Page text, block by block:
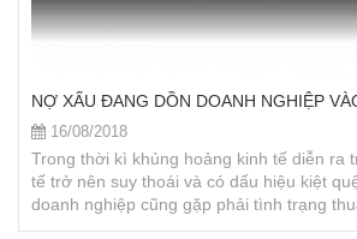
NỢ XẤU ĐANG DỒN DOANH NGHIỆP
16/08/2018
Trong thời kì khủng hoảng kinh tế diễn ra
tế trở nên suy thoái và có dấu hiệu kiệt
doanh nghiệp cũng gặp phải tình trạng
khăn và nợ xấu như cái giọt nước tràn ly